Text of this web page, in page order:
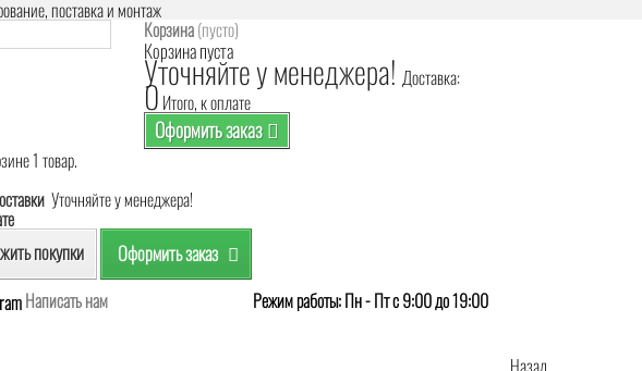
поставка и монтаж
Корзина(пусто)
Корзина пуста
Уточняйте у менеджера! Доставка:
0 Итого, к оплате
Оформить заказ
1 товар.
Уточняйте у менеджера!
покупки Оформить заказ
Написать нам
Режим работы: Пн - Пт с 9:00 до 19:00
Назад